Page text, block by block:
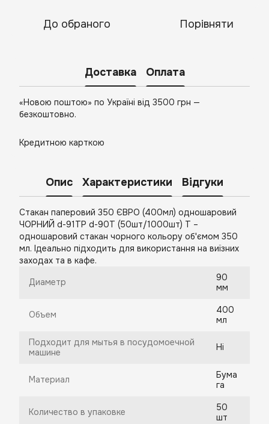
До обраного Порівняти
Доставка Оплата
«Новою поштою» по Україні від 3500 грн —
безкоштовно.
Кредитною карткою
Опис Характеристики Відгуки
Стакан паперовий 350 ЄВРО (400мл) одношаровий
ЧОРНИЙ d-91ТР d-90Т (50шт/1000шт) Т –
одношаровий стакан чорного кольору об'ємом 350
мл. Ідеально підходить для використання на виїзних
заходах та в кафе.
Диаметр
90
мм
Объем
400
мл
Подходит для мытья в посудомоечной
машине
Ні
Материал
Бума
га
Количество в упаковке
50
шт